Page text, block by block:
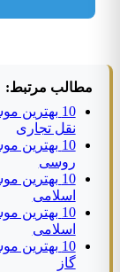
مطالب مرتبط:
10
نقل تجاری
10
روسی
10
اسلامی
10
اسلامی
10
گاز